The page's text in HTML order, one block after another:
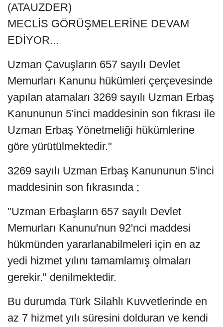
(ATAUZDER)
MECLİS GÖRÜŞMELERİNE DEVAM
EDİYOR...
Uzman Çavuşların 657 sayılı Devlet
Memurları Kanunu hükümleri çerçevesinde
yapılan atamaları 3269 sayılı Uzman Erbaş
Kanununun 5'inci maddesinin son fıkrası ile
Uzman Erbaş Yönetmeliği hükümlerine
göre yürütülmektedir."
3269 sayılı Uzman Erbaş Kanununun 5'inci
maddesinin son fıkrasında ;
"Uzman Erbaşların 657 sayılı Devlet
Memurları Kanunu'nun 92'nci maddesi
hükmünden yararlanabilmeleri için en az
yedi hizmet yılını tamamlamış olmaları
gerekir." denilmektedir.
Bu durumda Türk Silahlı Kuvvetlerinde en
az 7 hizmet yılı süresini dolduran ve kendi